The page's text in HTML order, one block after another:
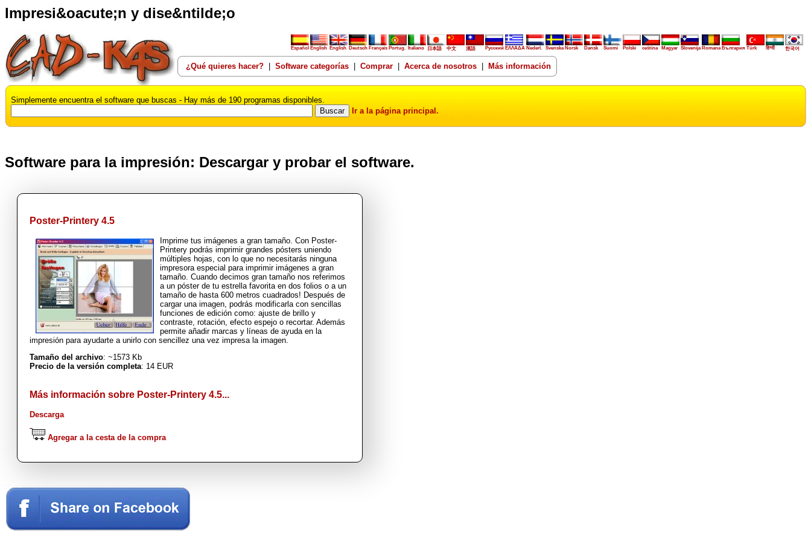
Impresi&oacute;n y dise&ntilde;o
Español English English Deutsch Français Portug. Italiano 日本語 中文 漢語 Русский ΕΛΛΑΔΑ Nederl. Svenska Norsk Dansk Suomi Polski ceština Magyar Slovenija Romana България Türk हिन्दी 한국어
¿Qué quieres hacer? Software categorías Comprar Acerca de nosotros Más información
Simplemente encuentra el software que buscas - Hay más de 190 programas disponibles.
Ir a la página principal.
Software para la impresión: Descargar y probar el software.
Poster-Printery 4.5
Imprime tus imágenes a gran tamaño. Con Poster-
Printery podrás imprimir grandes pósters uniendo
múltiples hojas, con lo que no necesitarás ninguna
impresora especial para imprimir imágenes a gran
tamaño. Cuando decimos gran tamaño nos referimos
a un póster de tu estrella favorita en dos folios o a un
tamaño de hasta 600 metros cuadrados! Después de
cargar una imagen, podrás modificarla con sencillas
funciones de edición como: ajuste de brillo y
contraste, rotación, efecto espejo o recortar. Además
permite añadir marcas y líneas de ayuda en la
impresión para ayudarte a unirlo con sencillez una vez impresa la imagen.
Tamaño del archivo: ~1573 Kb
Precio de la versión completa: 14 EUR
Más información sobre Poster-Printery 4.5...
Descarga
Agregar a la cesta de la compra